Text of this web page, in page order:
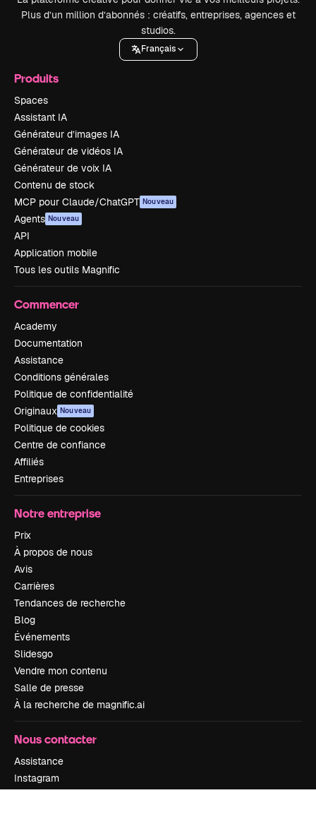
Plus d’un million d’abonnés : créatifs, entreprises, agences et
studios.
Français
Produits
Spaces
Assistant IA
Générateur d’images IA
Générateur de vidéos IA
Générateur de voix IA
Contenu de stock
MCP pour Claude/ChatGPT Nouveau
Agents Nouveau
API
Application mobile
Tous les outils Magnific
Commencer
Academy
Documentation
Assistance
Conditions générales
Politique de confidentialité
Originaux Nouveau
Politique de cookies
Centre de confiance
Affiliés
Entreprises
Notre entreprise
Prix
À propos de nous
Avis
Carrières
Tendances de recherche
Blog
Événements
Slidesgo
Vendre mon contenu
Salle de presse
À la recherche de magnific.ai
Nous contacter
Assistance
Instagram